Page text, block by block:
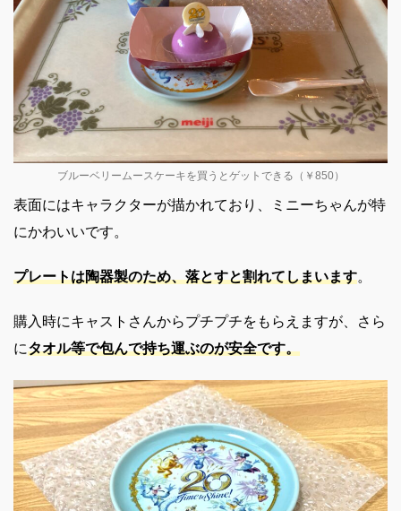
ブルーベリームースケーキを買うとゲットできる（￥850）
表面にはキャラクターが描かれており、ミニーちゃんが特
にかわいいです。
プレートは陶器製のため、落とすと割れてしまいます。
購入時にキャストさんからプチプチをもらえますが、さら
にタオル等で包んで持ち運ぶのが安全です。